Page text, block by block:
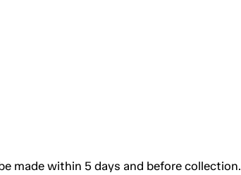
made within 5 days and before collection.